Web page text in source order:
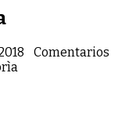
Comentarios